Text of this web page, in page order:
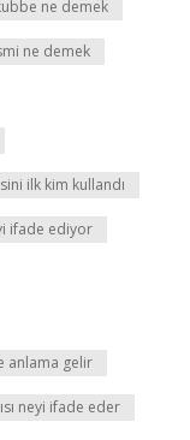
ne demek
ne demek
ilk kim kullandı
ifade ediyor
anlama gelir
neyi ifade eder